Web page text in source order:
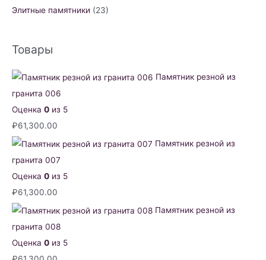
Элитные памятники (23)
Товары
Памятник резной из
гранита 006
Оценка 0 из 5
₽61,300.00
Памятник резной из
гранита 007
Оценка 0 из 5
₽61,300.00
Памятник резной из
гранита 008
Оценка 0 из 5